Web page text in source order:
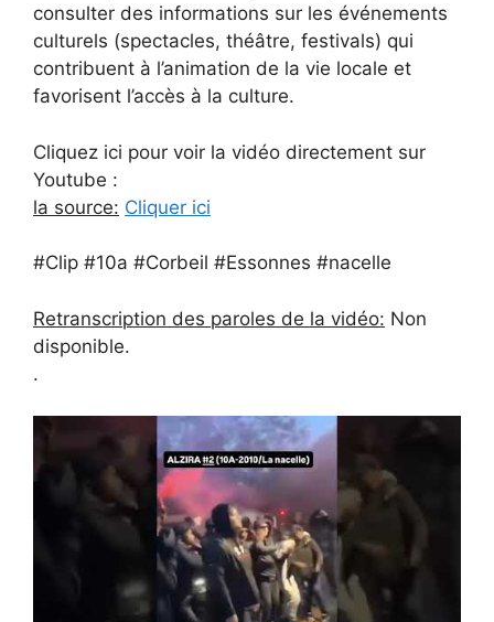
consulter des informations sur les événements
culturels (spectacles, théâtre, festivals) qui
contribuent à l’animation de la vie locale et
favorisent l’accès à la culture.
Cliquez ici pour voir la vidéo directement sur
Youtube :
la source: Cliquer ici
#Clip #10a #Corbeil #Essonnes #nacelle
Retranscription des paroles de la vidéo: Non
disponible.
.